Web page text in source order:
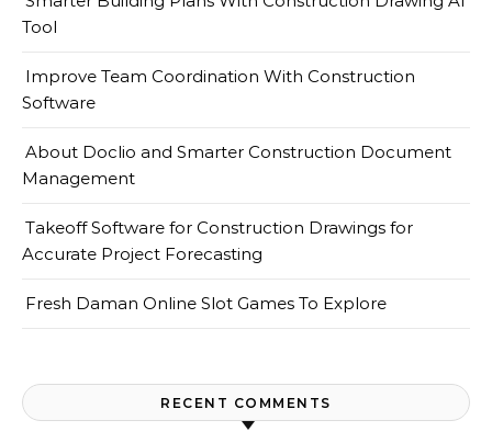
Tool
Improve Team Coordination With Construction
Software
About Doclio and Smarter Construction Document
Management
Takeoff Software for Construction Drawings for
Accurate Project Forecasting
Fresh Daman Online Slot Games To Explore
RECENT COMMENTS